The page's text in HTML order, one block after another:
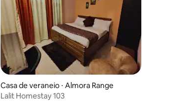
Casa de veraneio ⋅ Almora Range
Lalit Homestay 103